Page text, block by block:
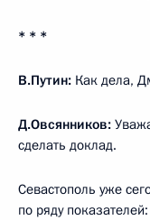
* * *
В.Путин: Как дела,
Д.Овсянников:
сделать доклад.
Севастополь уже
по ряду